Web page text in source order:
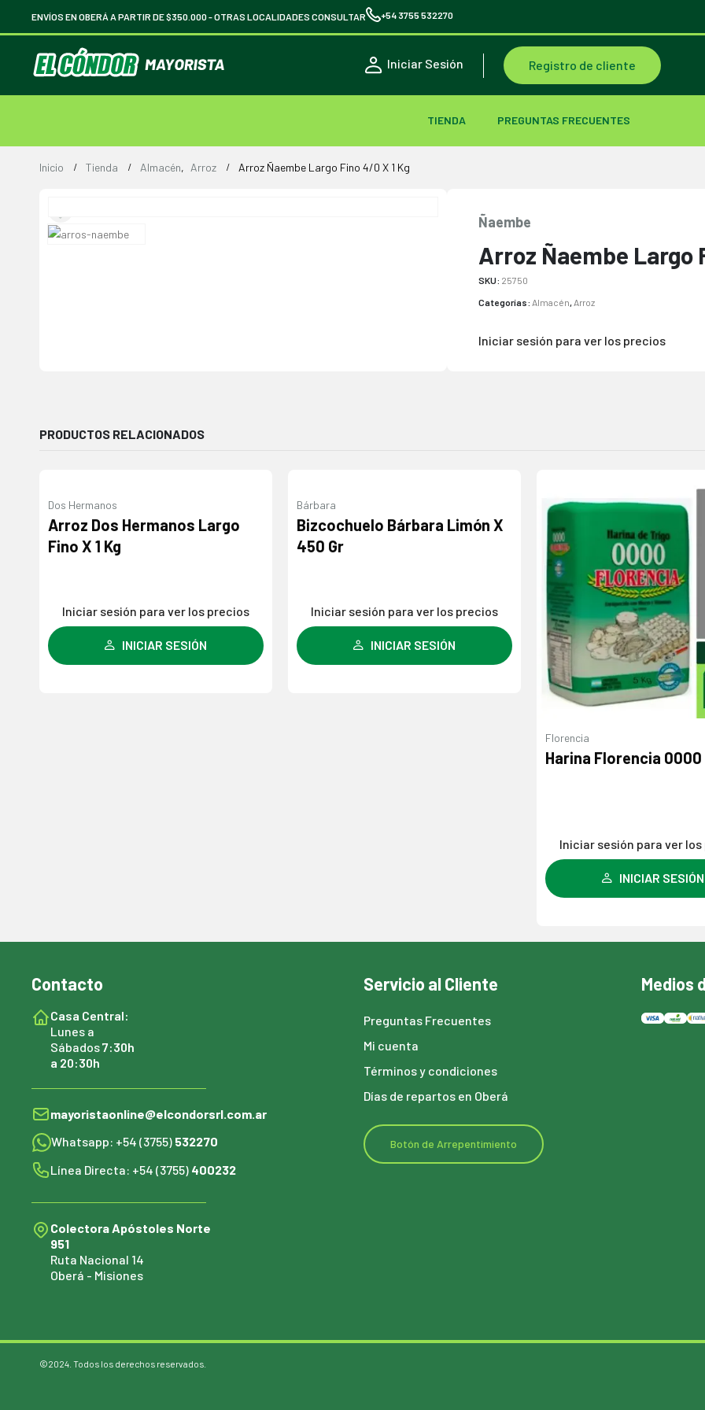
ENVÍOS EN OBERÁ A PARTIR DE $350.000 -OTRAS LOCALIDADES CONSULTAR +54 3755 532270
Iniciar Sesión Registro de cliente
TIENDA PREGUNTAS FRECUENTES
Inicio Tienda Almacén, Arroz Arroz Ñaembe Largo Fino 4/0 X 1 Kg
Ñaembe
Arroz Ñaembe Largo
SKU: 25750
Categorías: Almacén, Arroz
Iniciar sesión para ver los precios
PRODUCTOS RELACIONADOS
Agregar
Dos Hermanos
Arroz Dos Hermanos Largo
Fino X 1 Kg
Iniciar sesión para ver los precios
INICIAR SESIÓN
Agregar
lista de
Bárbara
Bizcochuelo Bárbara Limón X
450 Gr
Iniciar sesión para ver los precios
INICIAR SESIÓN
Florencia
Harina Florencia 0000
Iniciar sesión para ver
INICIAR SESIÓN
Contacto
Casa Central:
Lunes a
Sábados7:30h
a 20:30h
mayoristaonline@elcondorsrl.com.ar
Whatsapp: +54 (3755) 532270
Línea Directa: +54 (3755) 400232
Colectora Apóstoles Norte
951
Ruta Nacional 14
Oberá - Misiones
Servicio al Cliente
Preguntas Frecuentes
Mi cuenta
Términos y condiciones
Días de repartos en Oberá
Botón de Arrepentimiento
Medios
©2024. Todos los derechos reservados.